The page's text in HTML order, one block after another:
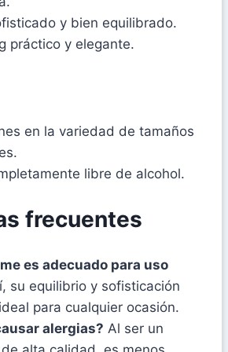
y bien equilibrado.
práctico y elegante.
en la variedad de tamaños
libre de alcohol.
frecuentes
es adecuado para uso
su equilibrio y sofisticación
para cualquier ocasión.
alergias? Al ser un